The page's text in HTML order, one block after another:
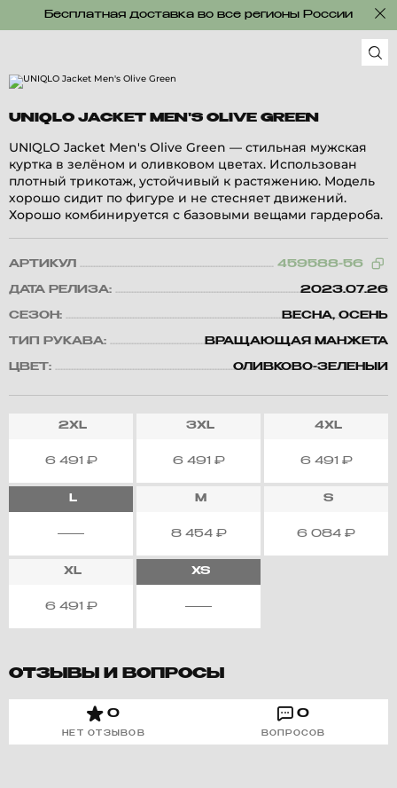
Бесплатная доставка во все регионы России
UNIQLO JACKET MEN'S OLIVE GREEN
UNIQLO Jacket Men's Olive Green — стильная мужская
куртка в зелёном и оливковом цветах. Использован
плотный трикотаж, устойчивый к растяжению. Модель
хорошо сидит по фигуре и не стесняет движений.
Хорошо комбинируется с базовыми вещами гардероба.
АРТИКУЛ 459588-56
ДАТА РЕЛИЗА: 2023.07.26
СЕЗОН: ВЕСНА, ОСЕНЬ
ТИП РУКАВА: ВРАЩАЮЩАЯ МАНЖЕТА
ЦВЕТ: ОЛИВКОВО-ЗЕЛЕНЫЙ
2XL
6 491 ₽
3XL
6 491 ₽
4XL
6 491 ₽
L M
8 454 ₽
S
6 084 ₽
XL
6 491 ₽
XS
ОТЗЫВЫ И ВОПРОСЫ
0
НЕТ ОТЗЫВОВ
0
ВОПРОСОВ